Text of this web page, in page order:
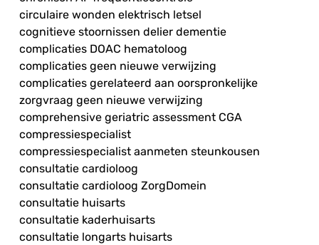
circulaire wonden elektrisch letsel
cognitieve stoornissen delier dementie
complicaties DOAC hematoloog
complicaties geen nieuwe verwijzing
complicaties gerelateerd aan oorspronkelijke
zorgvraag geen nieuwe verwijzing
comprehensive geriatric assessment CGA
compressiespecialist
compressiespecialist aanmeten steunkousen
consultatie cardioloog
consultatie cardioloog ZorgDomein
consultatie huisarts
consultatie kaderhuisarts
consultatie longarts huisarts